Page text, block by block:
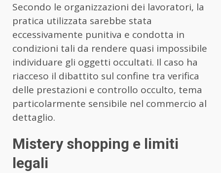
Secondo le organizzazioni dei lavoratori, la
pratica utilizzata sarebbe stata
eccessivamente punitiva e condotta in
condizioni tali da rendere quasi impossibile
individuare gli oggetti occultati. Il caso ha
riacceso il dibattito sul confine tra verifica
delle prestazioni e controllo occulto, tema
particolarmente sensibile nel commercio al
dettaglio.
Mistery shopping e limiti
legali